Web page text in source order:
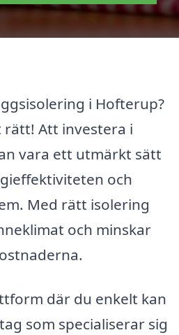
i Hofterup?
rätt! Att investera i
vara ett utmärkt sätt
och
Med rätt isolering
och minskar
där du enkelt kan
som specialiserar sig